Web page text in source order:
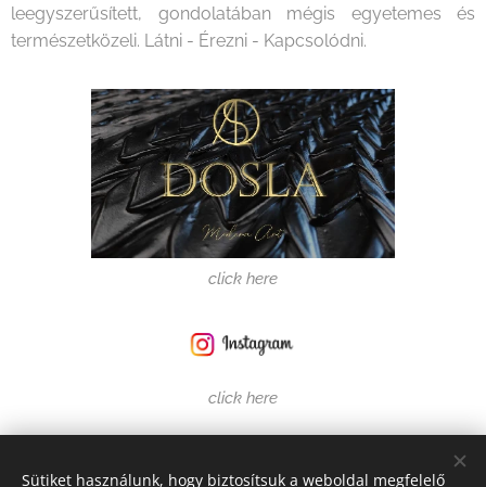
leegyszerűsített, gondolatában mégis egyetemes és
természetközeli. Látni - Érezni - Kapcsolódni.
click here
click here
Sütiket használunk, hogy biztosítsuk a weboldal megfelelő